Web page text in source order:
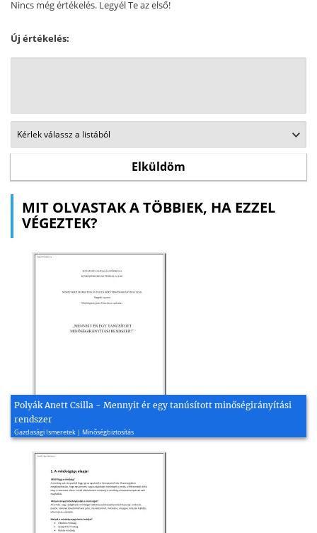
Nincs még értékelés. Legyél Te az első!
Új értékelés:
MIT OLVASTAK A TÖBBIEK, HA EZZEL
VÉGEZTEK?
Polyák Anett Csilla - Mennyit ér egy tanúsított minőségirányítási
rendszer
Gazdasági Ismeretek | Minőségbiztosítás